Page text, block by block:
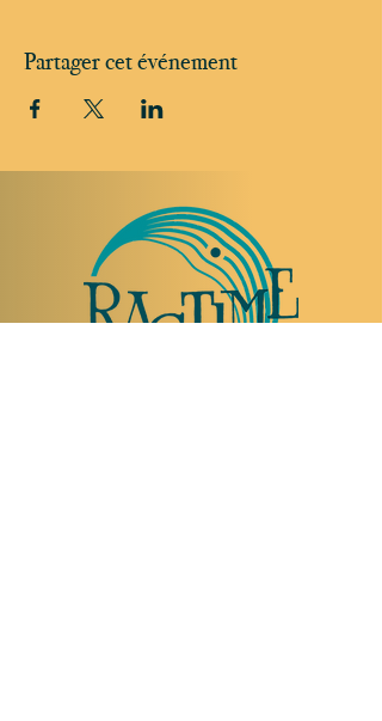
Partager cet événement